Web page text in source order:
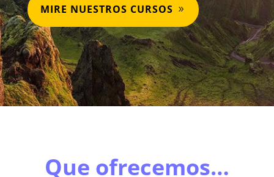
MIRE NUESTROS CURSOS
Que ofrecemos…